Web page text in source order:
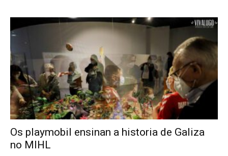
Os playmobil ensinan a historia de Galiza
no MIHL